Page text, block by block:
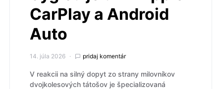
CarPlay a Android
Auto
14. júla 2026 pridaj komentár
V reakcii na silný dopyt zo strany milovníkov
dvojkolesových tátošov je špecializovaná